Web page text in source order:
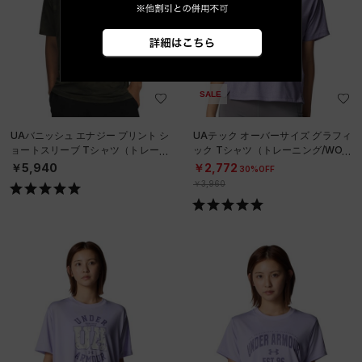
UAバニッシュ エナジー プリント シ
ョートスリーブ Tシャツ（トレーニ
ング/MEN）
￥5,940
SALE
UAテック オーバーサイズ グラフィ
ック Tシャツ（トレーニング/WOM
EN）
￥2,772 30%OFF
￥3,960